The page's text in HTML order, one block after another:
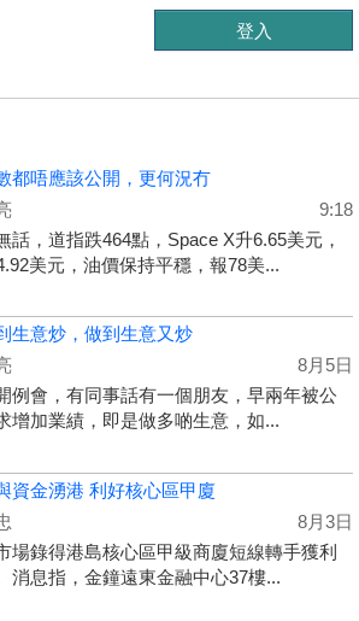
都唔應該公開，更何況冇
9:18
話，道指跌464點，Space X升6.65美元，
美元，油價保持平穩，報78美...
生意炒，做到生意又炒
8月5日
例會，有同事話有一個朋友，早兩年被公
增加業績，即是做多啲生意，如...
資金湧港 利好核心區甲廈
8月3日
場錄得港島核心區甲級商廈短線轉手獲利
消息指，金鐘遠東金融中心37樓...